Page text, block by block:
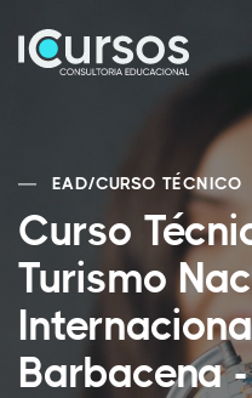
EAD/CURSO TÉCNICO
Curso
Turismo
Barbacena